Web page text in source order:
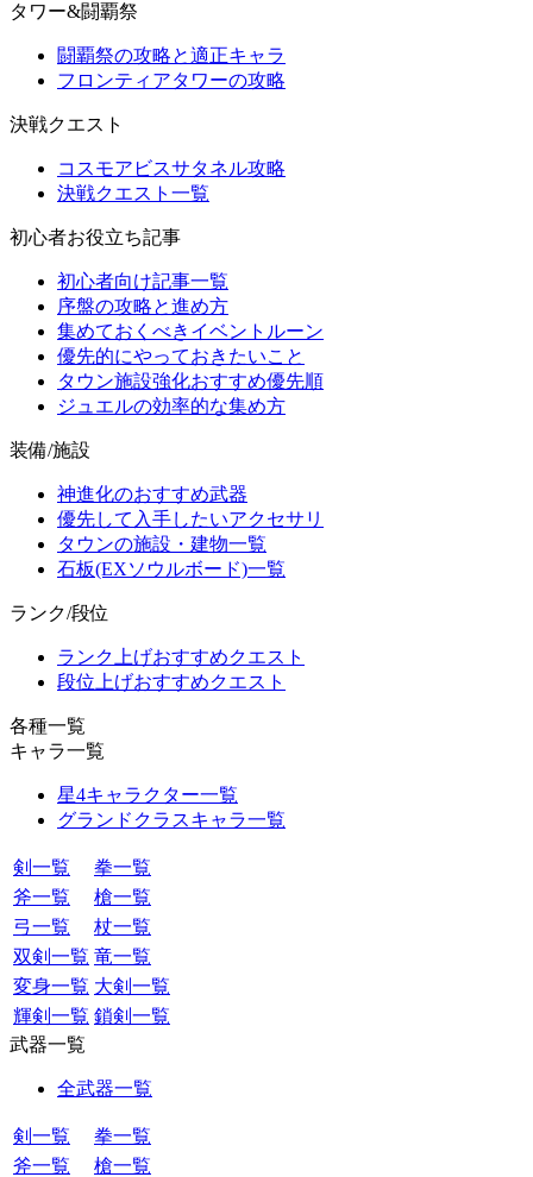
タワー&闘覇祭
闘覇祭の攻略と適正キャラ
フロンティアタワーの攻略
決戦クエスト
コスモアビスサタネル攻略
決戦クエスト一覧
初心者お役立ち記事
初心者向け記事一覧
序盤の攻略と進め方
集めておくべきイベントルーン
優先的にやっておきたいこと
タウン施設強化おすすめ優先順
ジュエルの効率的な集め方
装備/施設
神進化のおすすめ武器
優先して入手したいアクセサリ
タウンの施設・建物一覧
石板(EXソウルボード)一覧
ランク/段位
ランク上げおすすめクエスト
段位上げおすすめクエスト
各種一覧
キャラ一覧
星4キャラクター一覧
グランドクラスキャラ一覧
剣一覧
拳一覧
斧一覧
槍一覧
弓一覧
杖一覧
双剣一覧 竜一覧
変身一覧 大剣一覧
輝剣一覧 鎖剣一覧
武器一覧
全武器一覧
剣一覧
拳一覧
斧一覧
槍一覧